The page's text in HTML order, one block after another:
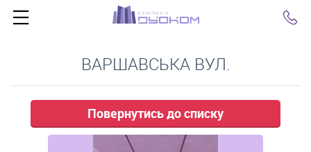
ВАРШАВСЬКА ВУЛ.
Повернутись до списку